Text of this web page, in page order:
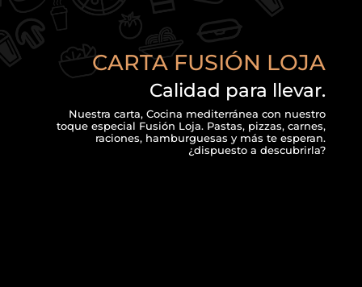
CARTA FUSIÓN LOJA
Calidad para llevar.
Nuestra carta, Cocina mediterránea con nuestro
toque especial Fusión Loja. Pastas, pizzas, carnes,
raciones, hamburguesas y más te esperan.
¿dispuesto a descubrirla?